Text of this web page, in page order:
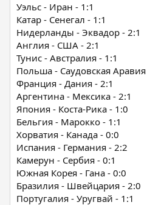
Уэльс - Иран - 1:1
Катар - Сенегал - 1:1
Нидерланды - Эквадор - 2:1
Англия - США - 2:1
Тунис - Австралия - 1:1
Польша - Саудовская Аравия
Франция - Дания - 2:1
Аргентина - Мексика - 2:1
Япония - Коста-Рика - 1:0
Бельгия - Марокко - 1:1
Хорватия - Канада - 0:0
Испания - Германия - 2:2
Камерун - Сербия - 0:1
Южная Корея - Гана - 0:0
Бразилия - Швейцария - 2:0
Португалия - Уругвай - 1:1